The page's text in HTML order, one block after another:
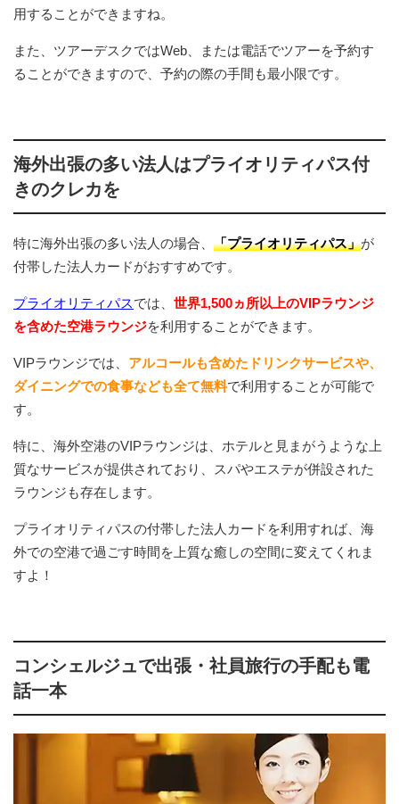
用することができますね。
また、ツアーデスクではWeb、または電話でツアーを予約す
ることができますので、予約の際の手間も最小限です。
海外出張の多い法人はプライオリティパス付
きのクレカを
特に海外出張の多い法人の場合、 「プライオリティパス」が
付帯した法人カードがおすすめです。
プライオリティパスでは、 世界1,500ヵ所以上のVIPラウンジ
を含めた空港ラウンジを利用することができます。
VIPラウンジでは、 アルコールも含めたドリンクサービスや、
ダイニングでの食事なども全て無料で利用することが可能で
す。
特に、海外空港のVIPラウンジは、ホテルと見まがうような上
質なサービスが提供されており、スパやエステが併設された
ラウンジも存在します。
プライオリティパスの付帯した法人カードを利用すれば、海
外での空港で過ごす時間を上質な癒しの空間に変えてくれま
すよ！
コンシェルジュで出張・社員旅行の手配も電
話一本